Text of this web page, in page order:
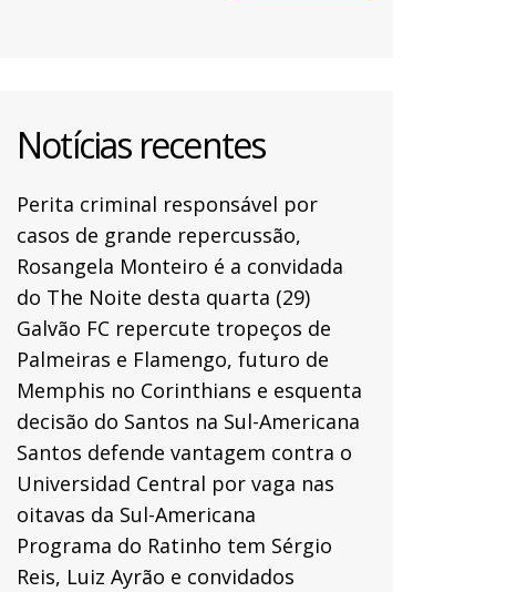
Notícias recentes
Perita criminal responsável por
casos de grande repercussão,
Rosangela Monteiro é a convidada
do The Noite desta quarta (29)
Galvão FC repercute tropeços de
Palmeiras e Flamengo, futuro de
Memphis no Corinthians e esquenta
decisão do Santos na Sul-Americana
Santos defende vantagem contra o
Universidad Central por vaga nas
oitavas da Sul-Americana
Programa do Ratinho tem Sérgio
Reis, Luiz Ayrão e convidados